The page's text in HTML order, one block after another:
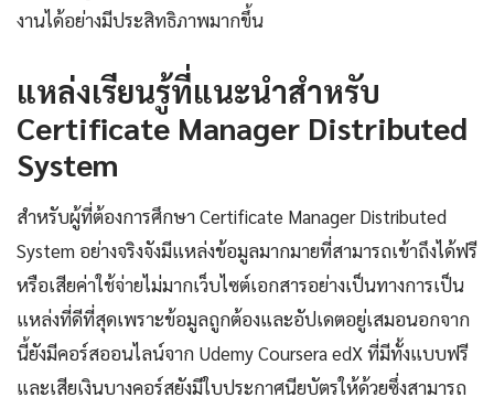
งานได้อย่างมีประสิทธิภาพมากขึ้น
แหล่งเรียนรู้ที่แนะนำสำหรับ
Certificate Manager Distributed
System
สำหรับผู้ที่ต้องการศึกษา Certificate Manager Distributed
System อย่างจริงจังมีแหล่งข้อมูลมากมายที่สามารถเข้าถึงได้ฟรี
หรือเสียค่าใช้จ่ายไม่มากเว็บไซต์เอกสารอย่างเป็นทางการเป็น
แหล่งที่ดีที่สุดเพราะข้อมูลถูกต้องและอัปเดตอยู่เสมอนอกจาก
นี้ยังมีคอร์สออนไลน์จาก Udemy Coursera edX ที่มีทั้งแบบฟรี
และเสียเงินบางคอร์สยังมีใบประกาศนียบัตรให้ด้วยซึ่งสามารถ